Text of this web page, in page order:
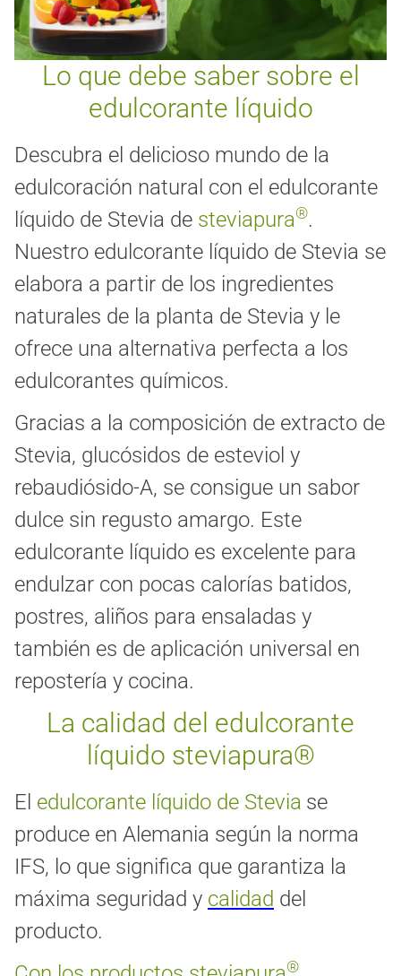
Lo que debe saber sobre el
edulcorante líquido
Descubra el delicioso mundo de la
edulcoración natural con el edulcorante
líquido de Stevia de steviapura®.
Nuestro edulcorante líquido de Stevia se
elabora a partir de los ingredientes
naturales de la planta de Stevia y le
ofrece una alternativa perfecta a los
edulcorantes químicos.
Gracias a la composición de extracto de
Stevia, glucósidos de esteviol y
rebaudiósido-A, se consigue un sabor
dulce sin regusto amargo. Este
edulcorante líquido es excelente para
endulzar con pocas calorías batidos,
postres, aliños para ensaladas y
también es de aplicación universal en
repostería y cocina.
La calidad del edulcorante
líquido steviapura®
El edulcorante líquido de Stevia se
produce en Alemania según la norma
IFS, lo que significa que garantiza la
máxima seguridad y calidad del
producto.
®